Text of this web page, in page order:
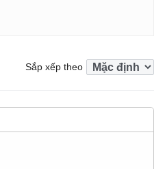
Sắp xếp theo